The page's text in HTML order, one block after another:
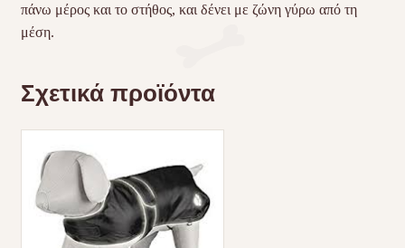
πάνω μέρος και το στήθος, και δένει με ζώνη γύρω από τη
μέση.
Σχετικά προϊόντα